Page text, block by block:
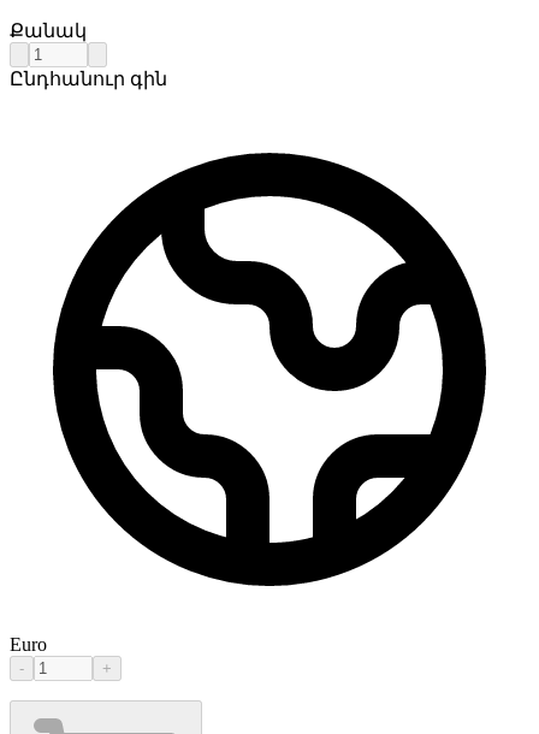
Քանակ
Ընդհանուր գին
Euro
- +